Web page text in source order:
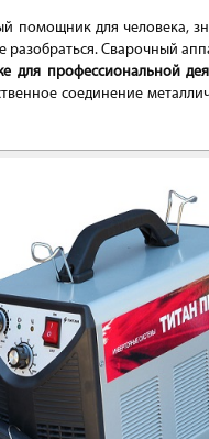
помощник для человека,
разобраться. Сварочный
для профессиональной
соединение